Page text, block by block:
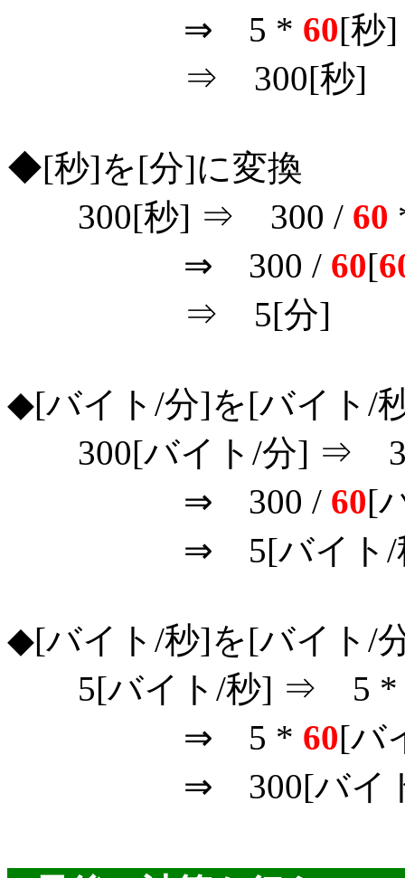
⇒ 5 * 60[秒]
⇒ 300[秒]
◆[秒]を[分]に変換
300[秒] ⇒ 300 / 60
⇒ 300 / 60[
⇒ 5[分]
◆[バイト/分]を[バイト/
300[バイト/分] ⇒
⇒ 300 / 60[
⇒ 5[バイト/
◆[バイト/秒]を[バイト/
5[バイト/秒] ⇒ 5
⇒ 5 * 60[バ
⇒ 300[バイト